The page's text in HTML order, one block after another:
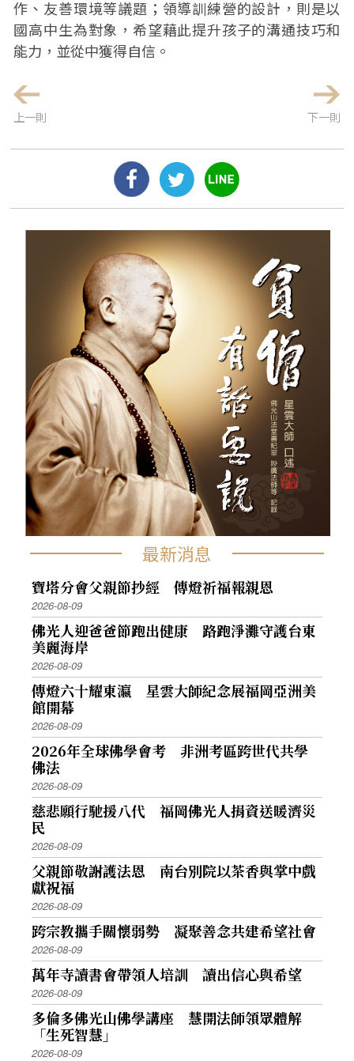
作、友善環境等議題；領導訓練營的設計，則是以
國高中生為對象，希望藉此提升孩子的溝通技巧和
能力，並從中獲得自信。
上一則 下一則
最新消息
寶塔分會父親節抄經 傳燈祈福報親恩
2026-08-09
佛光人迎爸爸節跑出健康 路跑淨灘守護台東
美麗海岸
2026-08-09
傳燈六十耀東瀛 星雲大師紀念展福岡亞洲美
館開幕
2026-08-09
2026年全球佛學會考 非洲考區跨世代共學
佛法
2026-08-09
慈悲願行馳援八代 福岡佛光人捐資送暖濟災
民
2026-08-09
父親節敬謝護法恩 南台別院以茶香與掌中戲
獻祝福
2026-08-09
跨宗教攜手關懷弱勢 凝聚善念共建希望社會
2026-08-09
萬年寺讀書會帶領人培訓 讀出信心與希望
2026-08-09
多倫多佛光山佛學講座 慧開法師領眾體解
「生死智慧」
2026-08-09